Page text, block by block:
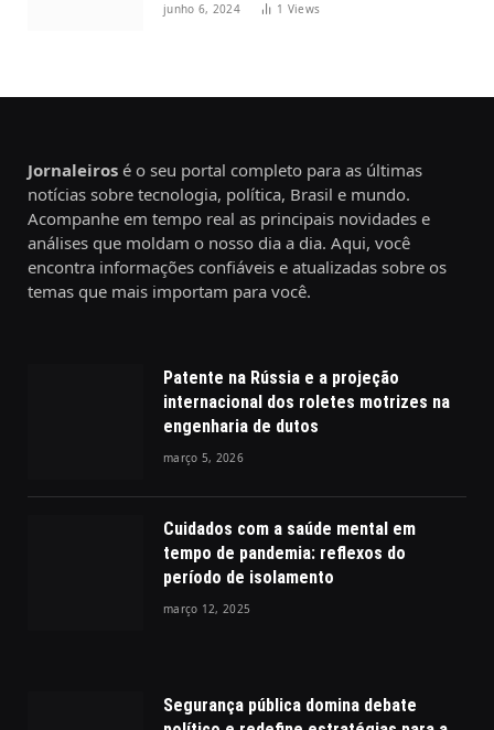
junho 6, 2024 1 Views
Jornaleiros é o seu portal completo para as últimas
notícias sobre tecnologia, política, Brasil e mundo.
Acompanhe em tempo real as principais novidades e
análises que moldam o nosso dia a dia. Aqui, você
encontra informações confiáveis e atualizadas sobre os
temas que mais importam para você.
Patente na Rússia e a projeção
internacional dos roletes motrizes na
engenharia de dutos
março 5, 2026
Cuidados com a saúde mental em
tempo de pandemia: reflexos do
período de isolamento
março 12, 2025
Segurança pública domina debate